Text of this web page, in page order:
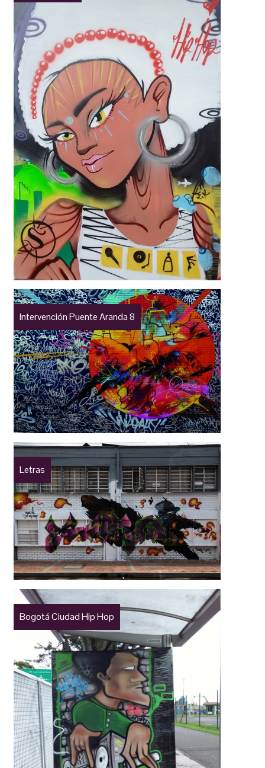
Intervención Puente Aranda 8
Letras
Bogotá Ciudad Hip Hop